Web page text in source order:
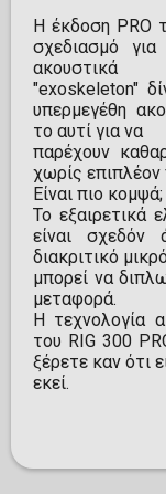
Η έκδοση PRO
σχεδιασμό για
ακουστικά
"exoskeleton"
υπερμεγέθη
το αυτί για να
παρέχουν
χωρίς επιπλέον
Είναι πιο
Το εξαιρετικά
είναι σχεδόν
διακριτικό
μπορεί να
μεταφορά.
Η τεχνολογία
του RIG 300
ξέρετε καν ότι
εκεί.